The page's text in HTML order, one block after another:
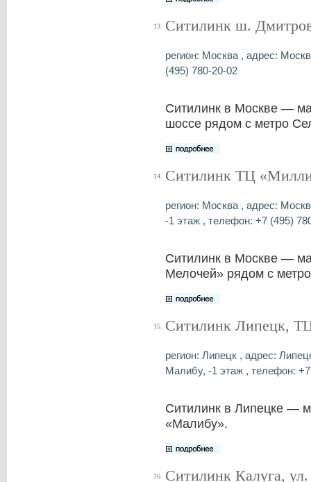
13. Ситилинк ш.
регион: Москва , адрес:
(495) 780-20-02
Ситилинк в Москве —
шоссе рядом с метро
14. Ситилинк ТЦ
регион: Москва , адрес:
-1 этаж , телефон: +7 (495)
Ситилинк в Москве —
Мелочей» рядом с
15. Ситилинк Липецк,
регион: Липецк , адрес:
Малибу, -1 этаж , телефон:
Ситилинк в Липецке —
«Малибу».
16. Ситилинк Калуга,